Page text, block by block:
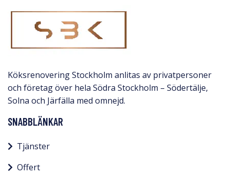
Köksrenovering Stockholm anlitas av privatpersoner
och företag över hela Södra Stockholm – Södertälje,
Solna och Järfälla med omnejd.​
SNABBLÄNKAR
Tjänster
Offert